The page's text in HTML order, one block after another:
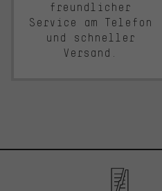
freundlicher
Service am Telefon
und schneller
Versand.